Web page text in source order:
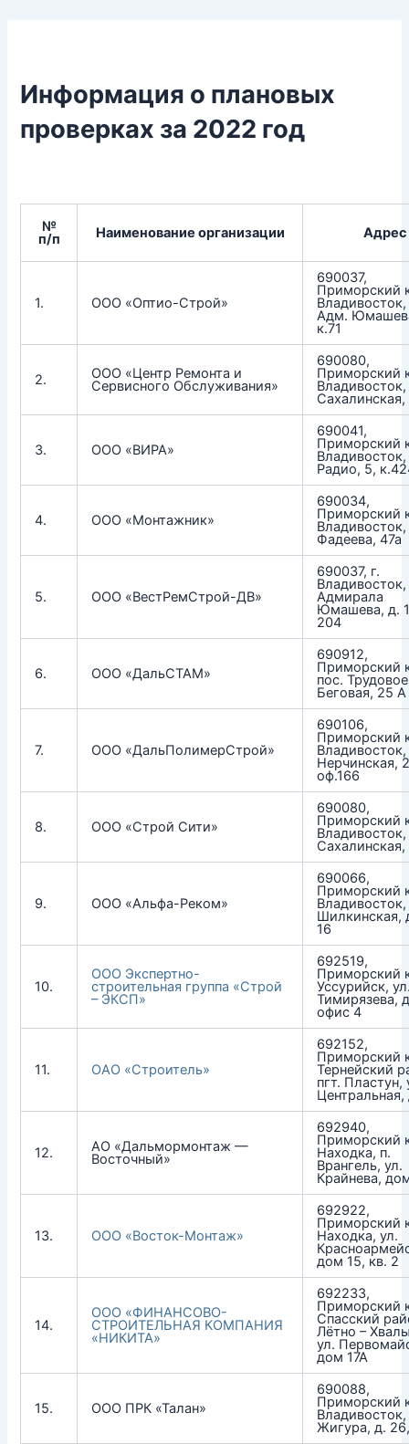
Информация о плановых
проверках за 2022 год
№
п/п Наименование организации Адрес
1. ООО «Оптио-Строй»
690037,
Приморский
Владивосток,
Адм.
к.71
2. ООО «Центр Ремонта и
Сервисного Обслуживания»
690080,
Приморский
Владивосток,
Сахалинская,
3. ООО «ВИРА»
690041,
Приморский
Владивосток,
Радио, 5,
4. ООО «Монтажник»
690034,
Приморский
Владивосток,
Фадеева, 47а
5. ООО «ВестРемСтрой-ДВ»
690037, г.
Владивосток,
Адмирала
Юмашева, д.
204
6. ООО «ДальСТАМ»
690912,
Приморский
пос.
Беговая, 25 А
7. ООО «ДальПолимерСтрой»
690106,
Приморский
Владивосток,
Нерчинская,
оф.166
8. ООО «Строй Сити»
690080,
Приморский
Владивосток,
Сахалинская,
9. ООО «Альфа-Реком»
690066,
Приморский
Владивосток,
Шилкинская,
16
10.
ООО Экспертно-
строительная группа «Строй
– ЭКСП»
692519,
Приморский
Уссурийск,
Тимирязева,
офис 4
11. ОАО «Строитель»
692152,
Приморский
Тернейский
пгт. Пластун,
12. АО «Дальмормонтаж —
Восточный»
692940,
Приморский
Находка, п.
Врангель, ул.
Крайнева,
13. ООО «Восток-Монтаж»
692922,
Приморский
Находка, ул.
дом 15, кв. 2
14.
ООО «ФИНАНСОВО-
СТРОИТЕЛЬНАЯ КОМПАНИЯ
«НИКИТА»
692233,
Приморский
Спасский
Лётно –
ул.
дом 17А
15. ООО ПРК «Талан»
690088,
Приморский
Владивосток,
Жигура, д.